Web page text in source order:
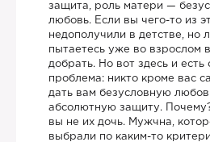
защита, роль матери —
любовь. Если вы чего-то из
недополучили в детстве, но
пытаетесь уже во взрослом
добрать. Но вот здесь и есть
проблема: никто кроме вас
дать вам безусловную
абсолютную защиту.
вы не их дочь. Мужчна,
выбрали по каким-то